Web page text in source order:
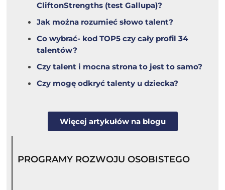
CliftonStrengths (test Gallupa)?
Jak można rozumieć słowo talent?
Co wybrać- kod TOP5 czy cały profil 34
talentów?
Czy talent i mocna strona to jest to samo?
Czy mogę odkryć talenty u dziecka?
Więcej artykułów na blogu
PROGRAMY ROZWOJU OSOBISTEGO